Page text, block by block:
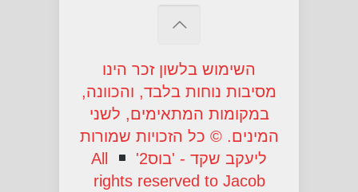
השימוש בלשון זכר הינו
מסיבות נוחות בלבד, והכוונה,
במקומות המתאימים, לשני
המינים.© כל הזכויות שמורות
ליעקב שקד - 'בוס2'
All
rights reserved to Jacob